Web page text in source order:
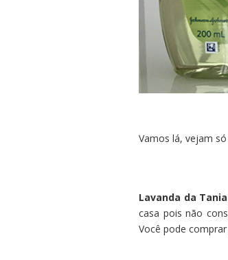
Vamos lá, vejam
Lavanda da
casa pois não
Você pode